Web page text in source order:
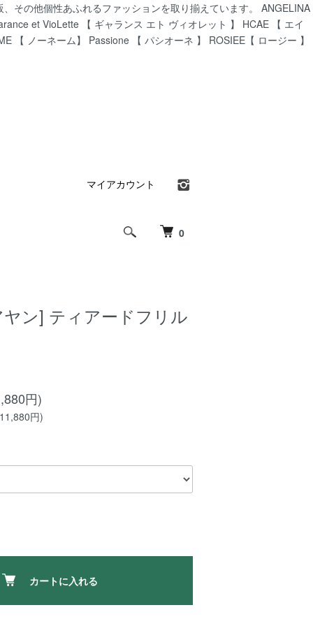
その他個性あふれるファッションを取り揃えています。 ANGELINA
et VioLette 【 ギャランス エト ヴィオレット 】 HCAE 【 エイ
【 ノーネーム】 Passione 【 パシオーネ 】 ROSIEE【 ロージー 】
0
マイアカウント
ヤン] ティアードフリル
円)
円)
カートに入れる